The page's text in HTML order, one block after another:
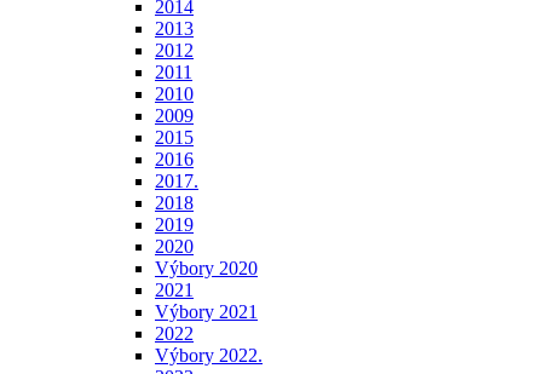
2014
2013
2012
2011
2010
2009
2015
2016
2017.
2018
2019
2020
Výbory 2020
2021
Výbory 2021
2022
Výbory 2022.